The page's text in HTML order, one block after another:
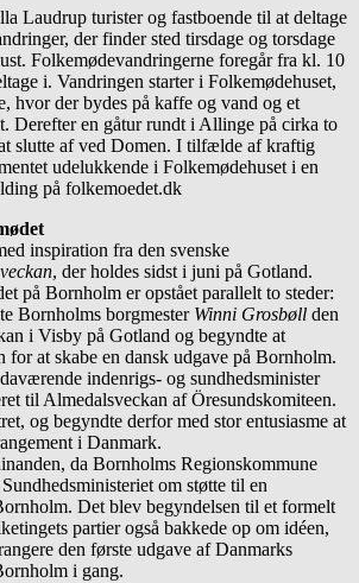
Laudrup turister og fastboende til at deltage
der finder sted tirsdage og torsdage
Folkemødevandringerne foregår fra kl. 10
i. Vandringen starter i Folkemødehuset,
hvor der bydes på kaffe og vand og et
Derefter en gåtur rundt i Allinge på cirka to
slutte af ved Domen. I tilfælde af kraftig
udelukkende i Folkemødehuset i en
på folkemoedet.dk
inspiration fra den svenske
, der holdes sidst i juni på Gotland.
på Bornholm er opstået parallelt to steder:
Bornholms borgmester Winni Grosbøll den
i Visby på Gotland og begyndte at
for at skabe en dansk udgave på Bornholm.
indenrigs- og sundhedsminister
til Almedalsveckan af Öresundskomiteen.
og begyndte derfor med stor entusiasme at
i Danmark.
da Bornholms Regionskommune
om støtte til en
Det blev begyndelsen til et formelt
partier også bakkede op om idéen,
den første udgave af Danmarks
i gang.